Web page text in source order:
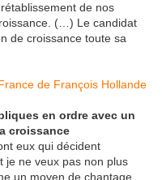
de nos
(…) Le candidat
de croissance toute sa
de François Hollande
en ordre avec un
croissance
eux qui décident
je ne veux pas non plus
un moyen de chantage,